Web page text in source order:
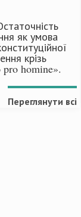
як умова
крізь
homine».
Переглянути всі